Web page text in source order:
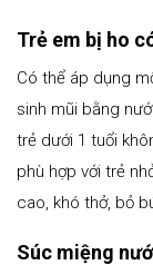
Trẻ em bị ho
Có thể áp dụng
sinh mũi bằng
trẻ dưới 1 tuổi
phù hợp với trẻ
cao, khó thở, bỏ
Súc miệng